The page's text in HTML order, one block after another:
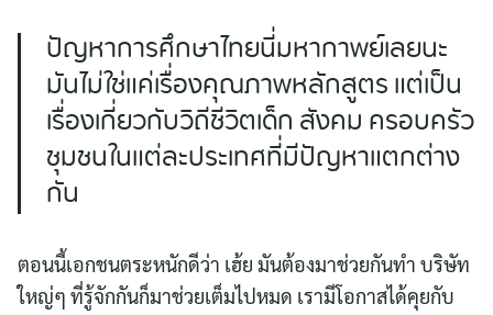
ปัญหาการศึกษาไทยนี่มหากาพย์เลยนะ
มันไม่ใช่แค่เรื่องคุณภาพหลักสูตร แต่เป็น
เรื่องเกี่ยวกับวิถีชีวิตเด็ก สังคม ครอบครัว
ชุมชนในแต่ละประเทศที่มีปัญหาแตกต่าง
กัน
ตอนนี้เอกชนตระหนักดีว่า เฮ้ย มันต้องมาช่วยกันทำ บริษัท
ใหญ่ๆ ที่รู้จักกันก็มาช่วยเต็มไปหมด เรามีโอกาสได้คุยกับ